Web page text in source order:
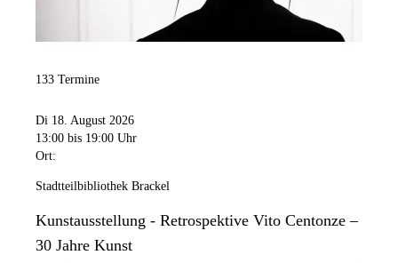
133 Termine
Di 18. August 2026
13:00 bis 19:00 Uhr
Ort:
Stadtteilbibliothek Brackel
Kunstausstellung - Retrospektive Vito Centonze –
30 Jahre Kunst